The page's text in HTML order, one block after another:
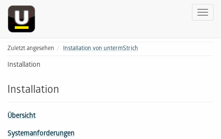
Zuletzt angesehen Installation von untermStrich
Installation
Installation
Übersicht
Systemanforderungen